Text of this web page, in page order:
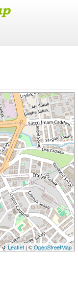
Leaflet| ©OpenStreetMap